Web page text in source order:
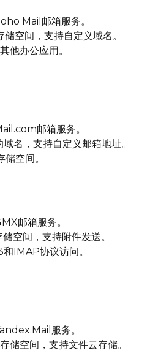
Mail邮箱服务。
空间，支持自定义域名。
他办公应用。
邮箱服务。
名，支持自定义邮箱地址。
空间。
邮箱服务。
空间，支持附件发送。
IMAP协议访问。
服务。
储空间，支持文件云存储。